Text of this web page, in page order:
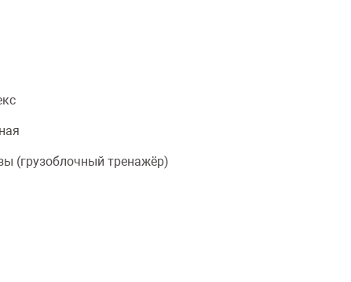
(грузоблочный тренажёр)